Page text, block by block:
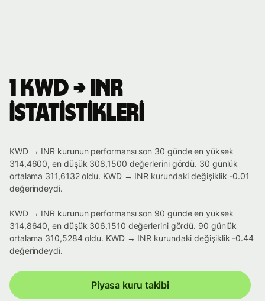
1 KWD → INR
istatistikleri
KWD → INR kurunun performansı son 30 günde en yüksek
314,4600, en düşük 308,1500 değerlerini gördü. 30 günlük
ortalama 311,6132 oldu. KWD → INR kurundaki değişiklik -0.01
değerindeydi.
KWD → INR kurunun performansı son 90 günde en yüksek
314,8640, en düşük 306,1510 değerlerini gördü. 90 günlük
ortalama 310,5284 oldu. KWD → INR kurundaki değişiklik -0.44
değerindeydi.
Piyasa kuru takibi